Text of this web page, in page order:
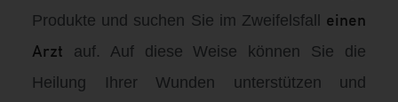
Produkte und suchen Sie im Zweifelsfall einen
Arzt
auf. Auf diese Weise können Sie die
Heilung Ihrer Wunden unterstützen und